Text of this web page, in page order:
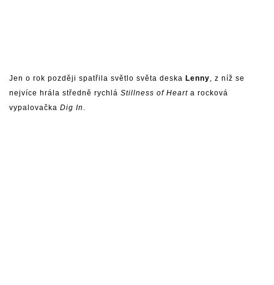
Jen o rok později spatřila světlo světa deska Lenny, z níž se
nejvíce hrála středně rychlá Stillness of Heart a rocková
vypalovačka Dig In .